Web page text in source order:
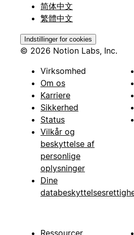
简体中文
繁體中文
Indstillinger for cookies
© 2026 Notion Labs, Inc.
Virksomhed
Om os
Karriere
Sikkerhed
Status
Vilkår og
beskyttelse af
personlige
oplysninger
Dine